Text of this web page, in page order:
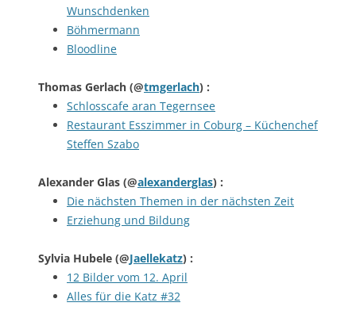
Wunschdenken
Böhmermann
Bloodline
Thomas Gerlach (@tmgerlach) :
Schlosscafe aran Tegernsee
Restaurant Esszimmer in Coburg – Küchenchef
Steffen Szabo
Alexander Glas (@alexanderglas) :
Die nächsten Themen in der nächsten Zeit
Erziehung und Bildung
Sylvia Hubele (@Jaellekatz) :
12 Bilder vom 12. April
Alles für die Katz #32